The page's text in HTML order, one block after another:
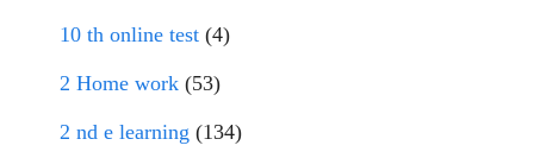
10 th online test (4)
2 Home work (53)
2 nd e learning (134)